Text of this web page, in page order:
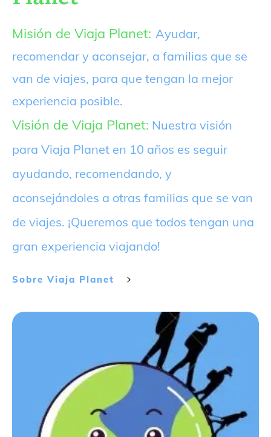
Misión de Viaja Planet: Ayudar,
recomendar y aconsejar, a familias que se
van de viajes, para que tengan la mejor
experiencia posible.
Visión de Viaja Planet: Nuestra visión
para Viaja Planet en 10 años es seguir
ayudando, recomendando, y
aconsejándoles a otras familias que se van
de viajes. ¡Queremos que todos tengan una
gran experiencia viajando!
Sobre Viaja Planet